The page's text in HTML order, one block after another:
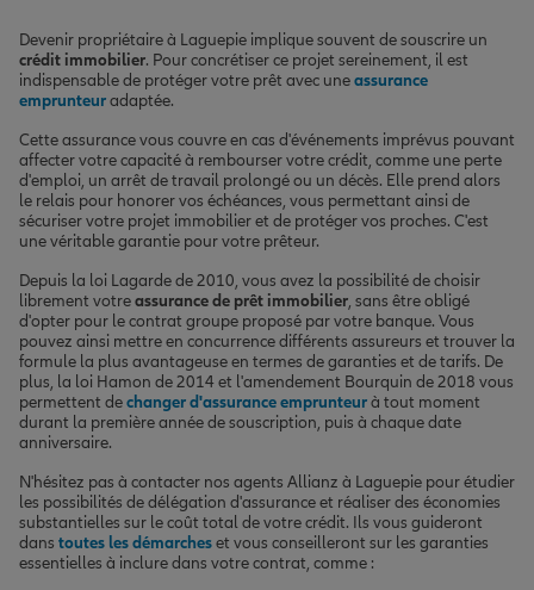
Devenir propriétaire à Laguepie implique souvent de souscrire un
crédit immobilier. Pour concrétiser ce projet sereinement, il est
indispensable de protéger votre prêt avec uneassurance
emprunteuradaptée.
Cette assurance vous couvre en cas d'événements imprévus pouvant
affecter votre capacité à rembourser votre crédit, comme une perte
d'emploi, un arrêt de travail prolongé ou un décès. Elle prend alors
le relais pour honorer vos échéances, vous permettant ainsi de
sécuriser votre projet immobilier et de protéger vos proches. C'est
une véritable garantie pour votre prêteur.
Depuis la loi Lagarde de 2010, vous avez la possibilité de choisir
librement votreassurance de prêt immobilier, sans être obligé
d'opter pour le contrat groupe proposé par votre banque. Vous
pouvez ainsi mettre en concurrence différents assureurs et trouver la
formule la plus avantageuse en termes de garanties et de tarifs. De
plus, la loi Hamon de 2014 et l'amendement Bourquin de 2018 vous
permettent dechanger d'assurance emprunteurà tout moment
durant la première année de souscription, puis à chaque date
anniversaire.
N'hésitez pas à contacter nos agents Allianz à Laguepie pour étudier
les possibilités de délégation d'assurance et réaliser des économies
substantielles sur le coût total de votre crédit. Ils vous guideront
dans toutes les démarcheset vous conseilleront sur les garanties
essentielles à inclure dans votre contrat, comme :